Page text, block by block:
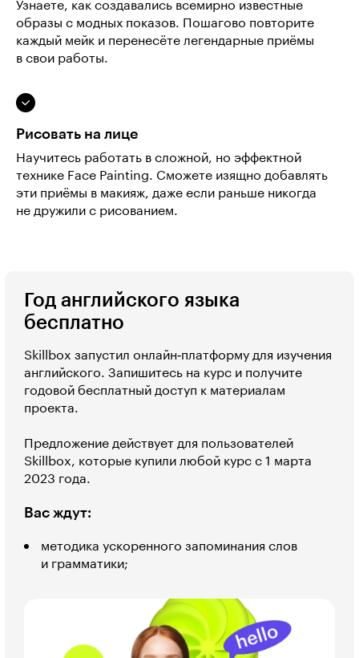
Узнаете, как создавались всемирно известные
образы с модных показов. Пошагово повторите
каждый мейк и перенесёте легендарные приёмы
в свои работы.
Рисовать на лице
Научитесь работать в сложной, но эффектной
технике Face Painting. Сможете изящно добавлять
эти приёмы в макияж, даже если раньше никогда
не дружили с рисованием.
Год английского языка
бесплатно
Skillbox запустил онлайн‑платформу для изучения
английского. Запишитесь на курс и получите
годовой бесплатный доступ к материалам
проекта.
Предложение действует для пользователей
Skillbox, которые купили любой курс с 1 марта
2023 года.
Вас ждут:
методика ускоренного запоминания слов
и грамматики;